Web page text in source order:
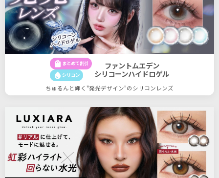
shopping_bag まとめて割引
water_drop シリコン
ファントムエデン
シリコーンハイドロゲル
ちゅるんと輝く"発光デザイン"のシリコンレンズ